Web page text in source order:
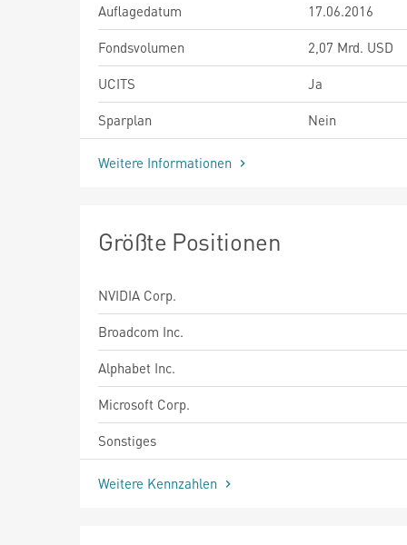
Auflagedatum
17.06.2016
Fondsvolumen
2,07 Mrd. USD
UCITS
Ja
Sparplan
Nein
Weitere Informationen
Größte Positionen
NVIDIA Corp.
Broadcom Inc.
Alphabet Inc.
Microsoft Corp.
Sonstiges
Weitere Kennzahlen